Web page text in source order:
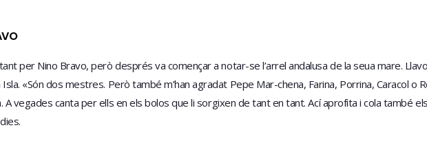
per Nino Bravo, però després va començar a notar-se l’arrel andalusa de la seua mare.
«Són dos mestres. Però també m’han agradat Pepe Mar-chena, Farina, Porrina, Caracol o
A vegades canta per ells en els bolos que li sorgixen de tant en tant. Ací aprofita i cola també